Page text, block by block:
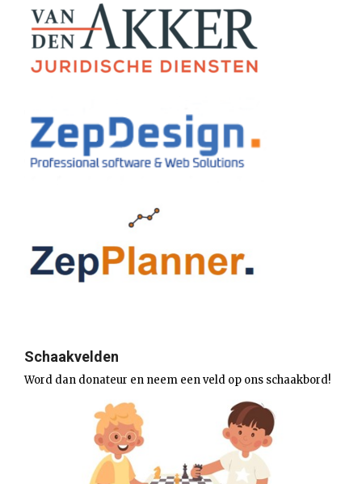
Schaakvelden
Word dan donateur en neem een veld op ons schaakbord!